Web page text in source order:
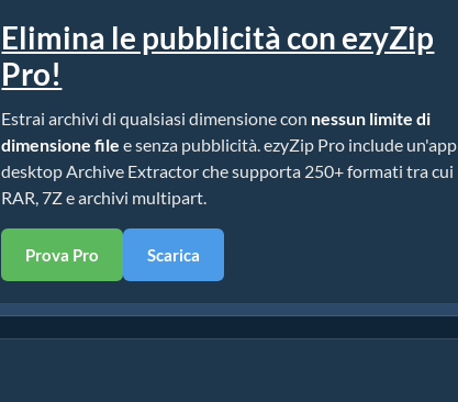
Elimina le pubblicità con ezyZip
Pro!
Estrai archivi di qualsiasi dimensione con nessun limite di
dimensione file e senza pubblicità. ezyZip Pro include un'app
desktop Archive Extractor che supporta 250+ formati tra cui
RAR, 7Z e archivi multipart.
Prova Pro Scarica